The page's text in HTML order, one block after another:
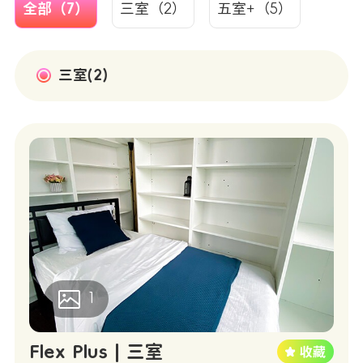
全部（7） 三室（2） 五室+（5）
三室(2)
1
Flex Plus | 三室